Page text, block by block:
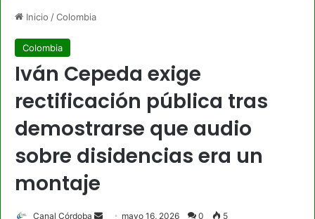
Inicio /Colombia
Colombia
Iván Cepeda exige
rectificación pública tras
demostrarse que audio
sobre disidencias era un
montaje
Canal Córdoba
Send mayo 16, 2026 0 5